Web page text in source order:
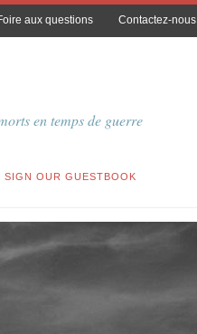
aux questions Contactez-nous
en temps de guerre
SIGN OUR GUESTBOOK